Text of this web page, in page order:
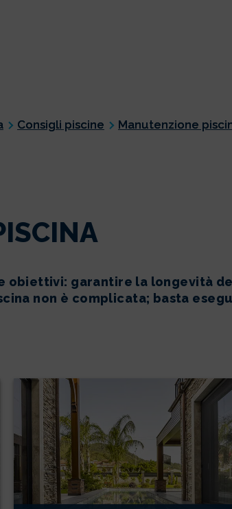
Consigli piscine Manutenzione
obiettivi: garantire la longevità
non è complicata; basta